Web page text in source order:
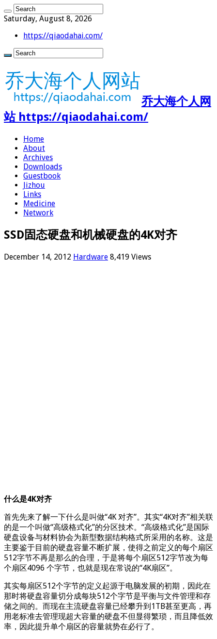
Saturday, August 8, 2026
https://qiaodahai.com/
乔大海个人网
站 https://qiaodahai.com/
Home
About
Archives
Downloads
Guestbook
Jizhou
Links
Medicine
Network
SSD固态硬盘和机械硬盘的4K对齐
December 14, 2012 Hardware 8,419 Views
什么是4K对齐
首先先来了解一下什么是叫做“4K 对齐”。其实“4K对齐”相关联
的是一个叫做“高级格式化”的分区技术。“高级格式化”是国际
硬盘设备与材料协会为新型数据结构格式所采用的名称。这是
主要鉴于目前的硬盘容量不断扩展，使得之前定义的每个扇区
512字节不再是那么的合理，于是将每个扇区512字节改为每
个扇区4096 个字节，也就是现在常说的“4K扇区”。
其实每扇区512个字节的定义起源于电脑发展的初期，因此在
那时将硬盘容量切分成每块512个字节是平衡与文件管理和存
储之间的。而现在主流硬盘容量已经攀升到1TB甚至更高，再
用老标准去管理现超大容量的硬盘不但显得繁琐，而且降低效
率，因此提升单个扇区的容量就势在必行了。